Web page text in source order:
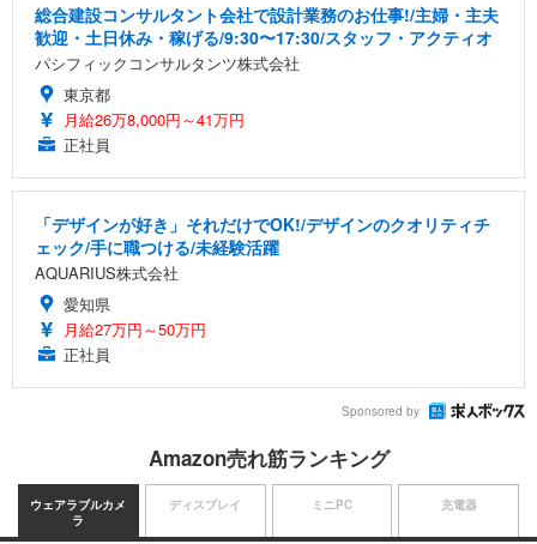
総合建設コンサルタント会社で設計業務のお仕事!/主婦・主夫
歓迎・土日休み・稼げる/9:30〜17:30/スタッフ・アクティオ
パシフィックコンサルタンツ株式会社
東京都
月給26万8,000円～41万円
正社員
「デザインが好き」それだけでOK!/デザインのクオリティチ
ェック/手に職つける/未経験活躍
AQUARIUS株式会社
愛知県
月給27万円～50万円
正社員
Sponsored by
Amazon売れ筋ランキング
ウェアラブルカメ
ラ
ディスプレイ ミニPC 充電器